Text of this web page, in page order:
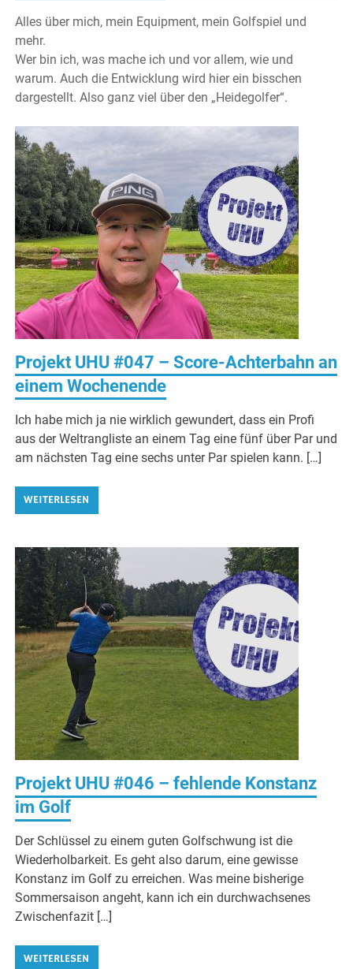
Alles über mich, mein Equipment, mein Golfspiel und
mehr.
Wer bin ich, was mache ich und vor allem, wie und
warum. Auch die Entwicklung wird hier ein bisschen
dargestellt. Also ganz viel über den „Heidegolfer“.
Projekt UHU #047 – Score-Achterbahn an
einem Wochenende
Ich habe mich ja nie wirklich gewundert, dass ein Profi
aus der Weltrangliste an einem Tag eine fünf über Par und
am nächsten Tag eine sechs unter Par spielen kann. […]
WEITERLESEN
Projekt UHU #046 – fehlende Konstanz
im Golf
Der Schlüssel zu einem guten Golfschwung ist die
Wiederholbarkeit. Es geht also darum, eine gewisse
Konstanz im Golf zu erreichen. Was meine bisherige
Sommersaison angeht, kann ich ein durchwachsenes
Zwischenfazit […]
WEITERLESEN